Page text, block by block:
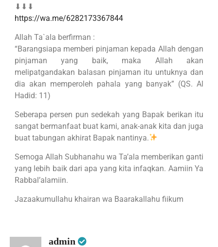
⬇⬇⬇
https://wa.me/6282173367844
Allah Ta`ala berfirman :
“Barangsiapa memberi pinjaman kepada Allah dengan
pinjaman yang baik, maka Allah akan
melipatgandakan balasan pinjaman itu untuknya dan
dia akan memperoleh pahala yang banyak” (QS. Al
Hadid: 11)
Seberapa persen pun sedekah yang Bapak berikan itu
sangat bermanfaat buat kami, anak-anak kita dan juga
buat tabungan akhirat Bapak nantinya.
Semoga Allah Subhanahu wa Ta’ala memberikan ganti
yang lebih baik dari apa yang kita infaqkan. Aamiin Ya
Rabbal’alamiin.
Jazaakumullahu khairan wa Baarakallahu fiikum
admin